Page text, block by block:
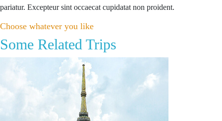
pariatur. Excepteur sint occaecat cupidatat non proident.
Choose whatever you like
Some Related Trips